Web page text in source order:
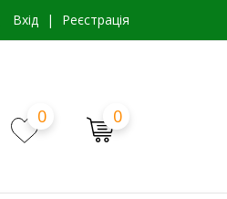
Вхiд | Реєстрація
0 0